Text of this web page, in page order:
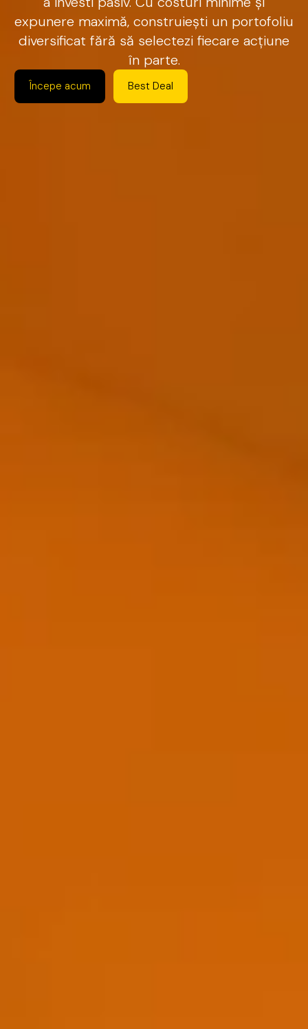
expunere maximă, construiești un portofoliu
diversificat fără să selectezi fiecare acțiune
în parte.
Începe acum Best Deal